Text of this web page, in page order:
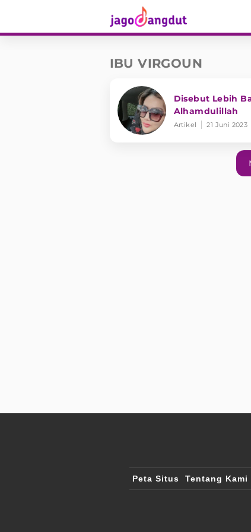
IBU VIRGOUN
Disebut Lebih
Alhamdulillah
Artikel 21 Juni 2023
Peta Situs Tentang Kami